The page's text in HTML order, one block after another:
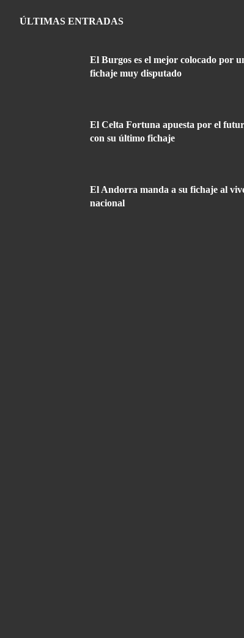
ÚLTIMAS ENTRADAS
El Burgos es el mejor colocado por
fichaje muy disputado
El Celta Fortuna apuesta por el
con su último fichaje
El Andorra manda a su fichaje al
nacional